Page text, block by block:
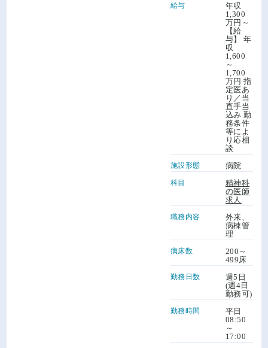
給与
年収
1,300
万円～
【給
与】 年
収
1,600
～
1,700
万円 指
定医あ
り／当
直手当
込み 勤
務条件
等によ
り応相
談
施設形態 病院
科目
精神科
の医師
求人
職務内容
外来、
病棟管
理
病床数
200～
499床
勤務日数
週5日
(週4日
勤務可)
勤務時間
平日
08:50
～
17:00